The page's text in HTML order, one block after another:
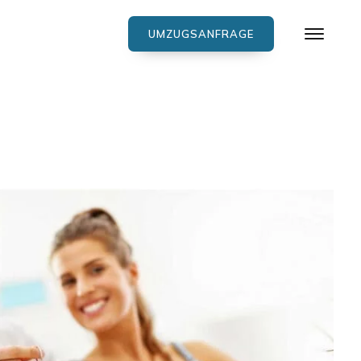
UMZUGSANFRAGE